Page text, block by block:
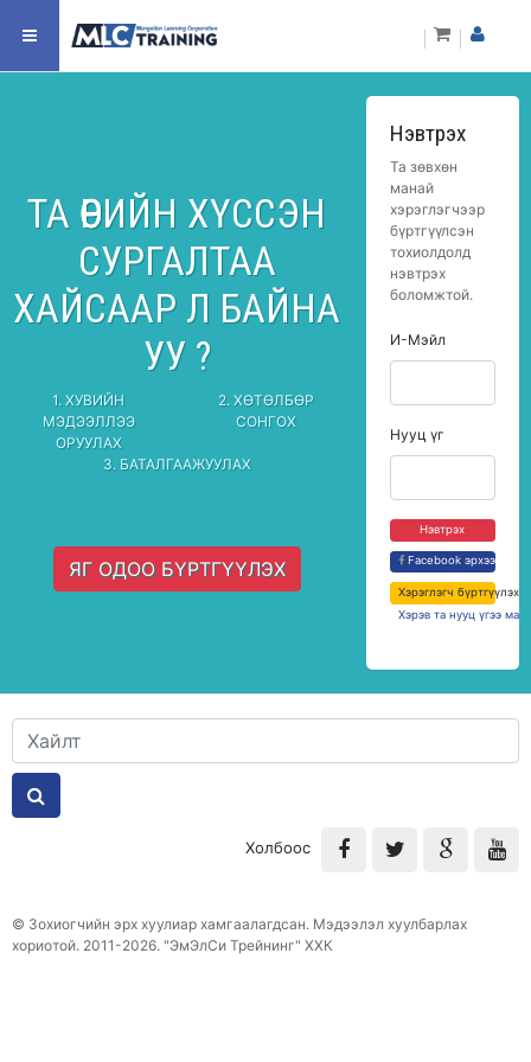
ТА ӨӨРИЙН ХҮССЭН
СУРГАЛТАА
ХАЙСААР Л БАЙНА
УУ ?
1. ХУВИЙН
МЭДЭЭЛЛЭЭ
ОРУУЛАХ
2. ХӨТӨЛБӨР
СОНГОХ
3. БАТАЛГААЖУУЛАХ
ЯГ ОДОО БҮРТГҮҮЛЭХ
Нэвтрэх
Та зөвхөн
манай
хэрэглэгчээр
бүртгүүлсэн
тохиолдолд
нэвтрэх
боломжтой.
И-Мэйл
Нууц үг
Нэвтрэх
Facebook эрхээр
Хэрэглэгч бүртгүүлэх
Хэрэв та нууц үгээ
Холбоос
© Зохиогчийн эрх хуулиар хамгаалагдсан. Мэдээлэл хуулбарлах
хориотой. 2011-2026. "ЭмЭлСи Трейнинг" ХХК